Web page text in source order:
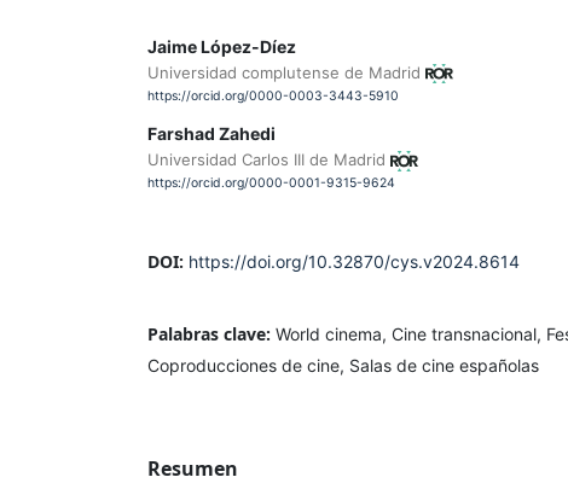
Jaime López-Díez
Universidad complutense de Madrid
https://orcid.org/0000-0003-3443-5910
Farshad Zahedi
Universidad Carlos III de Madrid
https://orcid.org/0000-0001-9315-9624
DOI: https://doi.org/10.32870/cys.v2024.8614
Palabras clave: World cinema, Cine transnacional,
Coproducciones de cine, Salas de cine españolas
Resumen